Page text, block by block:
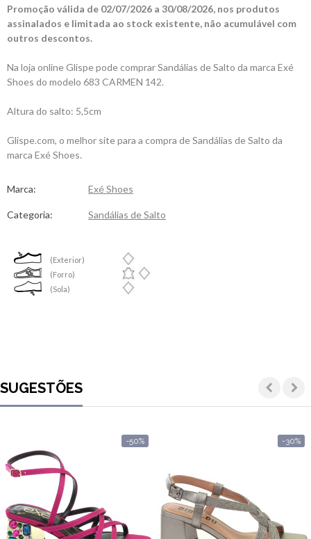
Promoção válida de 02/07/2026 a 30/08/2026, nos produtos
assinalados e limitada ao stock existente, não acumulável com
outros descontos.
Na loja online Glispe pode comprar Sandálias de Salto da marca Exé
Shoes do modelo 683 CARMEN 142.
Altura do salto: 5,5cm
Glispe.com, o melhor site para a compra de Sandálias de Salto da
marca Exé Shoes.
Marca: Exé Shoes
Categoria: Sandálias de Salto
(Exterior)
(Forro)
(Sola)
SUGESTÕES
-50% -30%